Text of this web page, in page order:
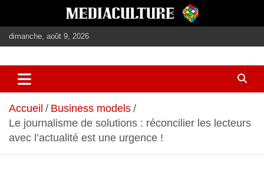
contenu
dimanche, août 9, 2026
mediaculture
Accueil
Business models
Le journalisme de solutions : réconcilier les lecteurs
avec l’actualité est une urgence !